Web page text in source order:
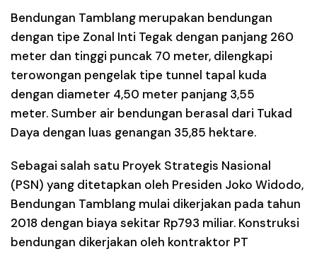
Bendungan Tamblang merupakan bendungan
dengan tipe Zonal Inti Tegak dengan panjang 260
meter dan tinggi puncak 70 meter, dilengkapi
terowongan pengelak tipe tunnel tapal kuda
dengan diameter 4,50 meter panjang 3,55
meter. Sumber air bendungan berasal dari Tukad
Daya dengan luas genangan 35,85 hektare.
Sebagai salah satu Proyek Strategis Nasional
(PSN) yang ditetapkan oleh Presiden Joko Widodo,
Bendungan Tamblang mulai dikerjakan pada tahun
2018 dengan biaya sekitar Rp793 miliar. Konstruksi
bendungan dikerjakan oleh kontraktor PT